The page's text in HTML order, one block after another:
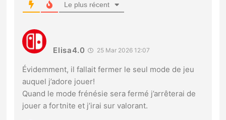
Le plus récent
Elisa4.0 25 Mar 2026 12:07
Évidemment, il fallait fermer le seul mode de jeu
auquel j’adore jouer!
Quand le mode frénésie sera fermé j’arrêterai de
jouer a fortnite et j’irai sur valorant.